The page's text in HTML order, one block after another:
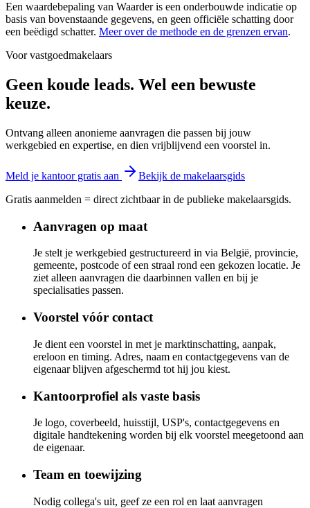
Een waardebepaling van Waarder is een onderbouwde indicatie op
basis van bovenstaande gegevens, en geen officiële schatting door
een beëdigd schatter. Meer over de methode en de grenzen ervan.
Voor vastgoedmakelaars
Geen koude leads. Wel een bewuste
keuze.
Ontvang alleen anonieme aanvragen die passen bij jouw
werkgebied en expertise, en dien vrijblijvend een voorstel in.
Meld je kantoor gratis aan
Bekijk de makelaarsgids
Gratis aanmelden = direct zichtbaar in de publieke makelaarsgids.
Aanvragen op maat
Je stelt je werkgebied gestructureerd in via België, provincie,
gemeente, postcode of een straal rond een gekozen locatie. Je
ziet alleen aanvragen die daarbinnen vallen en bij je
specialisaties passen.
Voorstel vóór contact
Je dient een voorstel in met je marktinschatting, aanpak,
ereloon en timing. Adres, naam en contactgegevens van de
eigenaar blijven afgeschermd tot hij jou kiest.
Kantoorprofiel als vaste basis
Je logo, coverbeeld, huisstijl, USP's, contactgegevens en
digitale handtekening worden bij elk voorstel meegetoond aan
de eigenaar.
Team en toewijzing
Nodig collega's uit, geef ze een rol en laat aanvragen